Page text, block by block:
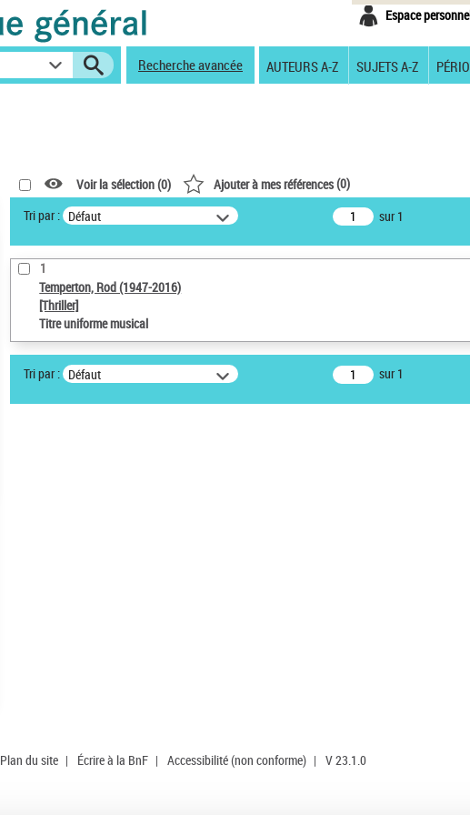
Espace
Recherche avancée AUTEURS A-Z SUJETS A-Z
Voir la sélection (0) Ajouter à mes références(0)
Tri par : Défaut sur 1
1
Temperton, Rod (1947-2016)
[Thriller]
Titre uniforme musical
Tri par : Défaut sur 1
Plan du site | Écrire à la BnF | Accessibilité (non conforme) | V 23.1.0